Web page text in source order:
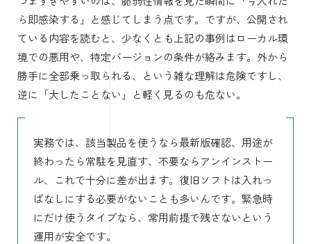
ら即感染する」と感じてしまう点です。ですが、公開され
ている内容を読むと、少なくとも上記の事例はローカル環
境での悪用や、特定バージョンの条件が絡みます。外から
勝手に全部乗っ取られる、という雑な理解は危険ですし、
逆に「大したことない」と軽く見るのも危ない。
実務では、該当製品を使うなら最新版確認、用途が
終わったら常駐を見直す、不要ならアンインストー
ル、これで十分に差が出ます。復旧ソフトは入れっ
ぱなしにする必要がないことも多いんです。緊急時
にだけ使うタイプなら、常用前提で残さないという
運用が安全です。